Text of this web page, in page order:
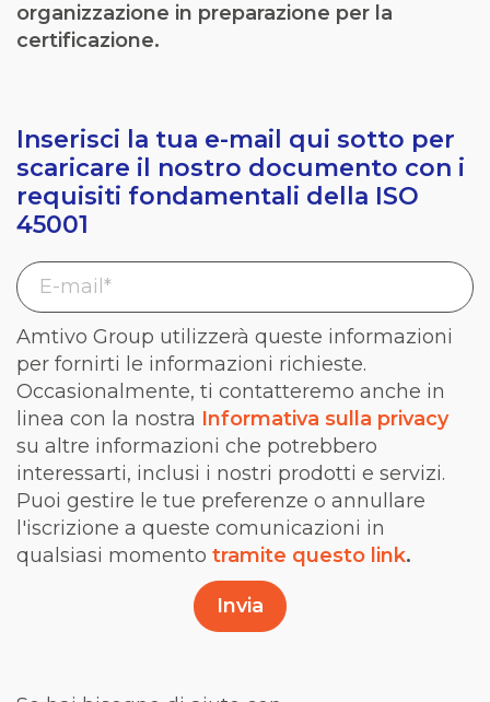
organizzazione in preparazione per la
certificazione.
Inserisci la tua e-mail qui sotto per
scaricare il nostro documento con i
requisiti fondamentali della ISO
45001
Amtivo Group utilizzerà queste informazioni
per fornirti le informazioni richieste.
Occasionalmente, ti contatteremo anche in
linea con la nostra Informativa sulla privacy
su altre informazioni che potrebbero
interessarti, inclusi i nostri prodotti e servizi.
Puoi gestire le tue preferenze o annullare
l'iscrizione a queste comunicazioni in
qualsiasi momento tramite questo link.